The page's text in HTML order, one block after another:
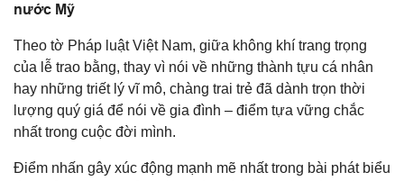
nước Mỹ
Theo tờ Pháp luật Việt Nam, giữa không khí trang trọng
của lễ trao bằng, thay vì nói về những thành tựu cá nhân
hay những triết lý vĩ mô, chàng trai trẻ đã dành trọn thời
lượng quý giá để nói về gia đình – điểm tựa vững chắc
nhất trong cuộc đời mình.
Điểm nhấn gây xúc động mạnh mẽ nhất trong bài phát biểu